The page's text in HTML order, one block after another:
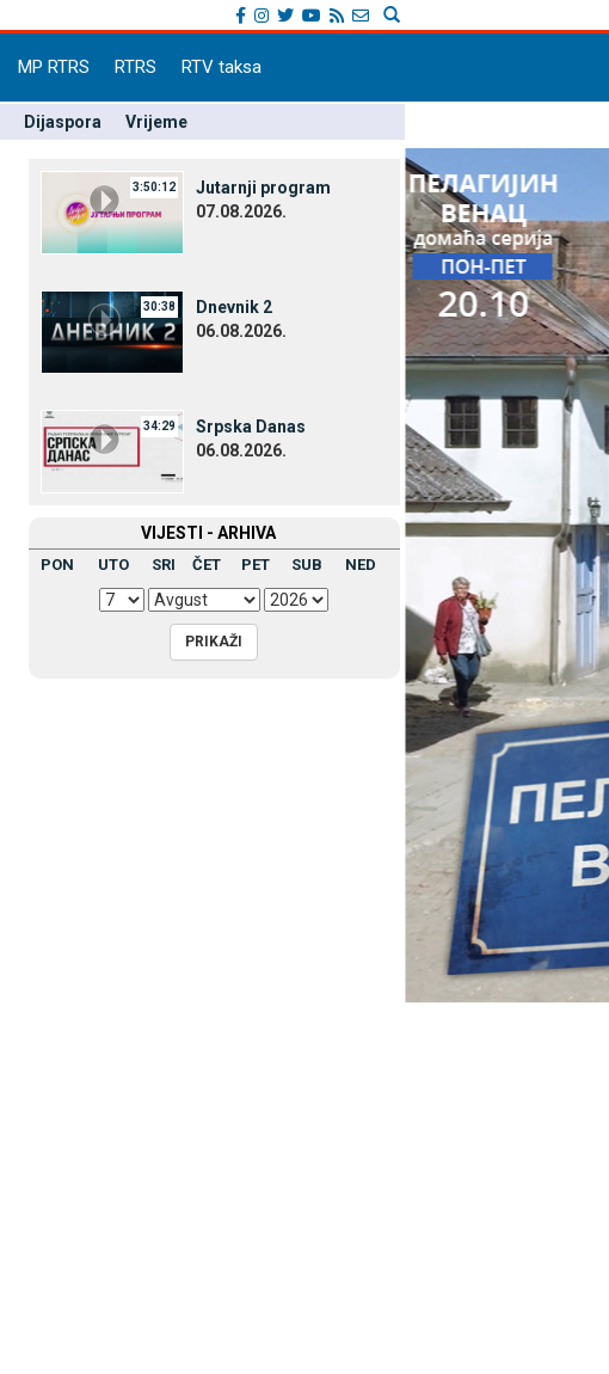
MP RTRS RTRS RTV taksa
Dijaspora Vrijeme
3:50:12
Јutarnji program
07.08.2026.
30:38
Dnevnik 2
06.08.2026.
34:29
Srpska Danas
06.08.2026.
VIЈESTI - ARHIVA
PON UTO SRI ČET PET SUB NED